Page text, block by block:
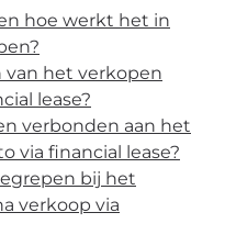
hoe werkt het in
van het verkopen
lease?
verbonden aan het
via financial lease?
bij het
verkoop via